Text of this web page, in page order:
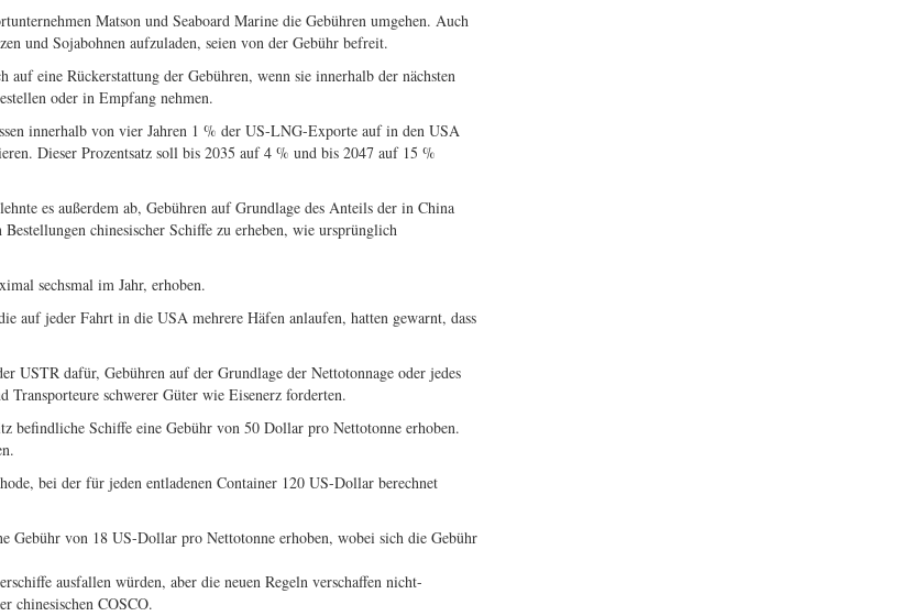
Matson und Seaboard Marine die Gebühren umgehen. Auch
und Sojabohnen aufzuladen, seien von der Gebühr befreit.
eine Rückerstattung der Gebühren, wenn sie innerhalb der nächsten
oder in Empfang nehmen.
innerhalb von vier Jahren 1 % der US-LNG-Exporte auf in den USA
Dieser Prozentsatz soll bis 2035 auf 4 % und bis 2047 auf 15 %
es außerdem ab, Gebühren auf Grundlage des Anteils der in China
chinesischer Schiffe zu erheben, wie ursprünglich
sechsmal im Jahr, erhoben.
auf jeder Fahrt in die USA mehrere Häfen anlaufen, hatten gewarnt, dass
USTR dafür, Gebühren auf der Grundlage der Nettotonnage oder jedes
Transporteure schwerer Güter wie Eisenerz forderten.
befindliche Schiffe eine Gebühr von 50 Dollar pro Nettotonne erhoben.
bei der für jeden entladenen Container 120 US-Dollar berechnet
Gebühr von 18 US-Dollar pro Nettotonne erhoben, wobei sich die Gebühr
ausfallen würden, aber die neuen Regeln verschaffen nicht-
chinesischen COSCO.